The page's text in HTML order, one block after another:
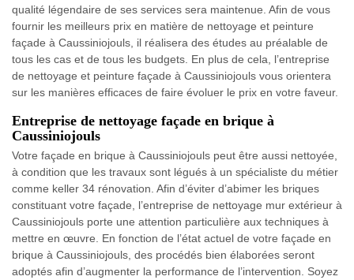
qualité légendaire de ses services sera maintenue. Afin de vous
fournir les meilleurs prix en matière de nettoyage et peinture
façade à Caussiniojouls, il réalisera des études au préalable de
tous les cas et de tous les budgets. En plus de cela, l’entreprise
de nettoyage et peinture façade à Caussiniojouls vous orientera
sur les manières efficaces de faire évoluer le prix en votre faveur.
Entreprise de nettoyage façade en brique à
Caussiniojouls
Votre façade en brique à Caussiniojouls peut être aussi nettoyée,
à condition que les travaux sont légués à un spécialiste du métier
comme keller 34 rénovation. Afin d’éviter d’abimer les briques
constituant votre façade, l’entreprise de nettoyage mur extérieur à
Caussiniojouls porte une attention particulière aux techniques à
mettre en œuvre. En fonction de l’état actuel de votre façade en
brique à Caussiniojouls, des procédés bien élaborées seront
adoptés afin d’augmenter la performance de l’intervention. Soyez